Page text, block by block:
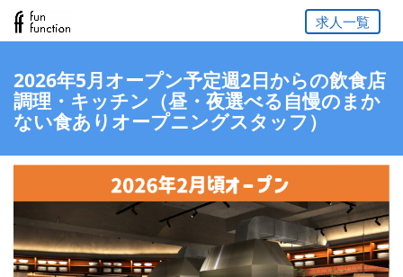
求人一覧
2026年5月オープン予定週2日からの飲食店
調理・キッチン（昼・夜選べる自慢のまか
ない食ありオープニングスタッフ）